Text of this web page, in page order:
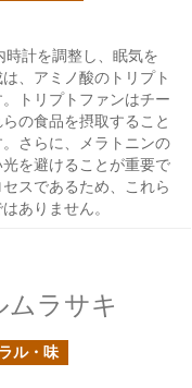
時計を調整し、眠気を
、アミノ酸のトリプト
トリプトファンはチー
の食品を摂取すること
さらに、メラトニンの
を避けることが重要で
スであるため、これら
ありません。
ムラサキ
ル・味